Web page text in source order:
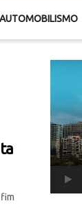
AUTOMOBILISMO